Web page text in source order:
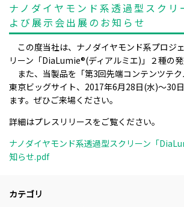
ナノダイヤモンド系透過型スクリ
よび展示会出展のお知らせ
この度当社は、ナノダイヤモンド系プロジ
リーン「DiaLumie®(ディアルミエ)」２種の発
また、当製品を「第3回先端コンテンツテク
東京ビッグサイト、2017年6月28日(水)～30
ます。ぜひご来場ください。
詳細はプレスリリースをご覧ください。
ナノダイヤモンド系透過型スクリーン「
知らせ.pdf
カテゴリ